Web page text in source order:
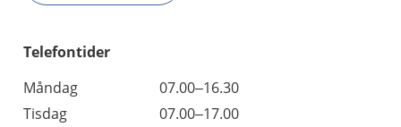
Telefontider
Måndag
07.00–16.30
Tisdag
07.00–17.00